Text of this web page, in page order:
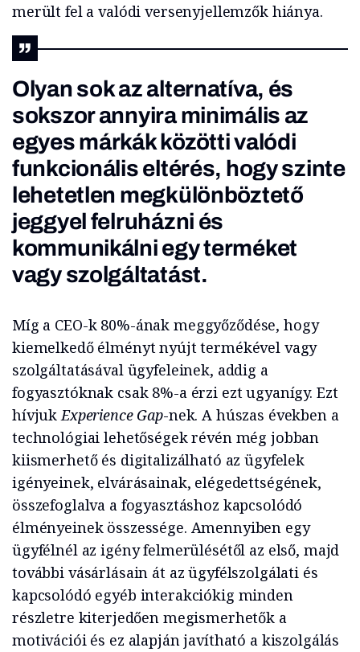
merült fel a valódi versenyjellemzők hiánya.
Olyan sok az alternatíva, és
sokszor annyira minimális az
egyes márkák közötti valódi
funkcionális eltérés, hogy szinte
lehetetlen megkülönböztető
jeggyel felruházni és
kommunikálni egy terméket
vagy szolgáltatást.
Míg a CEO-k 80%-ának meggyőződése, hogy
kiemelkedő élményt nyújt termékével vagy
szolgáltatásával ügyfeleinek, addig a
fogyasztóknak csak 8%-a érzi ezt ugyanígy. Ezt
hívjukExperience Gap-nek. A húszas években a
technológiai lehetőségek révén még jobban
kiismerhető és digitalizálható az ügyfelek
igényeinek, elvárásainak, elégedettségének,
összefoglalva a fogyasztáshoz kapcsolódó
élményeinek összessége. Amennyiben egy
ügyfélnél az igény felmerülésétől az első, majd
további vásárlásain át az ügyfélszolgálati és
kapcsolódó egyéb interakciókig minden
részletre kiterjedően megismerhetők a
motivációi és ez alapján javítható a kiszolgálás